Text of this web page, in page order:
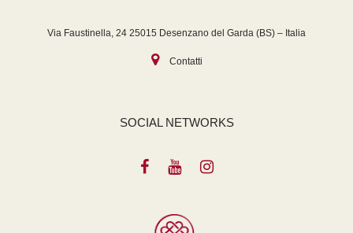
Via Faustinella, 24 25015 Desenzano del Garda (BS) – Italia
Contatti
SOCIAL NETWORKS